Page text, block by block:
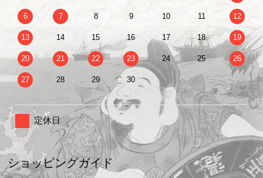
6 7 8 9 10 11 12
13 14 15 16 17 18 19
20 21 22 23 24 25 26
27 28 29 30
定休日
ショッピングガイド